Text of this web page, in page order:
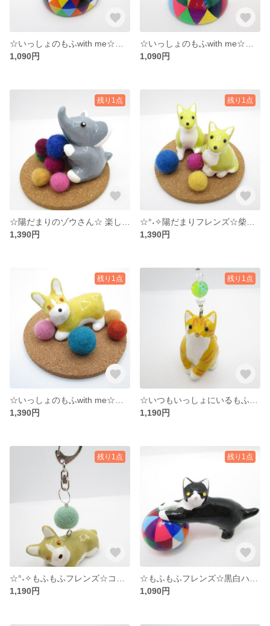
1,090円
1,090円
残り1点
1,390円
残り1点
1,390円
残り1点
1,390円
残り1点
1,190円
残り1点
1,190円
残り1点
1,090円